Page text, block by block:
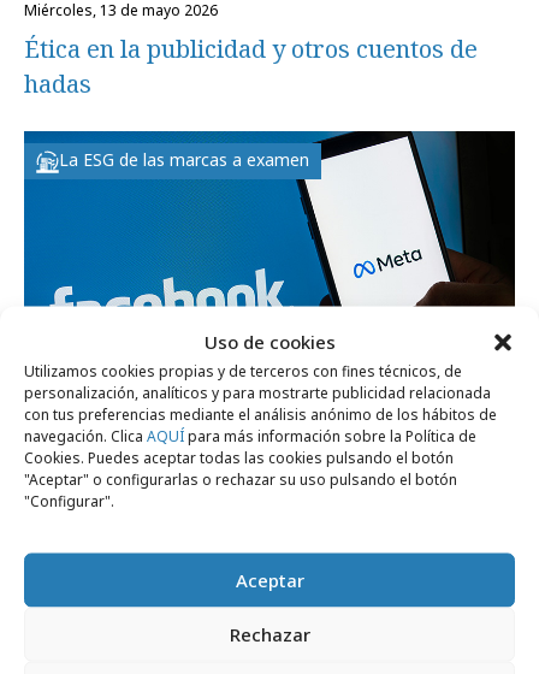
Uso de cookies
Utilizamos cookies propias y de terceros con fines técnicos, de
personalización, analíticos y para mostrarte publicidad relacionada
con tus preferencias mediante el análisis anónimo de los hábitos de
navegación. Clica AQUÍpara más información sobre la Política de
Cookies. Puedes aceptar todas las cookies pulsando el botón
"Aceptar" o configurarlas o rechazar su uso pulsando el botón
"Configurar".
Aceptar
Rechazar
miércoles, 13 de mayo 2026
Ética en la publicidad y otros cuentos de
hadas
La ESG de las marcas a examen
lunes, 27 de octubre 2025
Meta y su nueva política de anuncios